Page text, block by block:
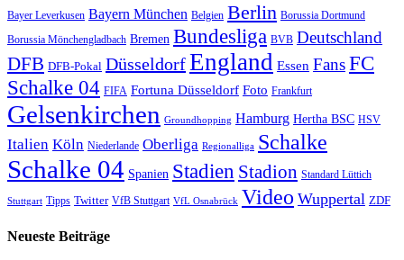
Bayer Leverkusen Bayern München Belgien Berlin Borussia Dortmund
Borussia Mönchengladbach Bremen Bundesliga BVB Deutschland
DFB DFB-Pokal DüsseldorfEngland Essen FansFC
Schalke 04 FIFA Fortuna Düsseldorf Foto Frankfurt
Gelsenkirchen Groundhopping Hamburg Hertha BSC HSV
Italien Köln Niederlande Oberliga Regionalliga Schalke
Schalke 04 Spanien Stadien Stadion Standard Lüttich
Stuttgart Tipps Twitter VfB Stuttgart VfL Osnabrück Video Wuppertal ZDF
Neueste Beiträge